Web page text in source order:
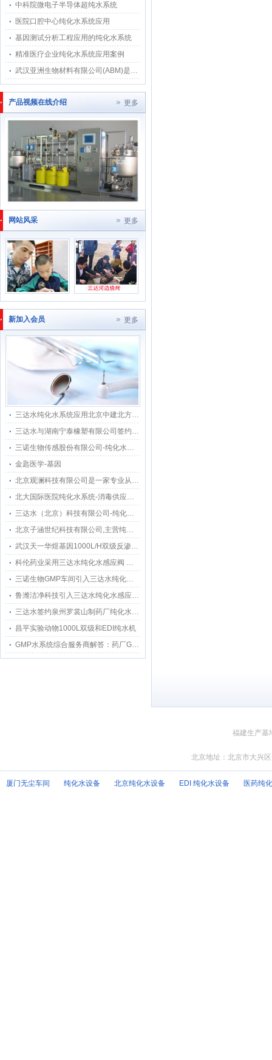
中科院微电子半导体超纯水系统
医院口腔中心纯化水系统应用
基因测试分析工程应用的纯化水系统
精准医疗企业纯化水系统应用案例
武汉亚洲生物材料有限公司(ABM)是武...
产品视频在线介绍 更多
网站风采 更多
新加入会员 更多
三达水纯化水系统应用北京中建北方环境科技有限公司工程项目上采用200L双级反渗透RO+EDI
三达水与湖南宁泰橡塑有限公司签约采购合作纯水感应阀
三诺生物传感股份有限公司-纯化水感应水龙头感应隔膜阀智能自动给水器
金匙医学-基因
北京观澜科技有限公司是一家专业从事生物的中关村高新技术企业
北大国际医院纯化水系统-消毒供应中心纯水分配
三达水（北京）科技有限公司-纯化水设备 超纯水设备 EDI纯水设备 注射水机设备
北京子涵世纪科技有限公司,主营纯水机超纯水仪超纯水器纯水器去离子水机纯水设备
武汉天一华煜基因1000L/H双级反渗透纯水系统选定三达水提供全周期运维服务
科伦药业采用三达水纯化水感应阀 —— 应用总结文档
三诺生物GMP车间引入三达水纯化水感应水龙头 升级医疗生产卫生防护网
鲁潍洁净科技引入三达水纯化水感应水龙头 打造纯化水工程水质新标杆
三达水签约泉州罗裳山制药厂纯化水系统回水流速仪改造项目
昌平实验动物1000L双级和EDI纯水机
GMP水系统综合服务商解答：药厂GMP纯化水设备选材安装要满足以下条件：
福建生产基
北京地址：北京市大兴
厦门无尘车间 纯化水设备 北京纯化水设备 EDI 纯化水设备 医药纯